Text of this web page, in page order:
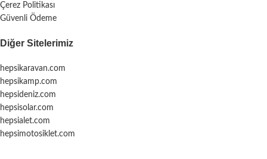
Çerez Politikası
Güvenli Ödeme
Diğer Sitelerimiz
hepsikaravan.com
hepsikamp.com
hepsideniz.com
hepsisolar.com
hepsialet.com
hepsimotosiklet.com